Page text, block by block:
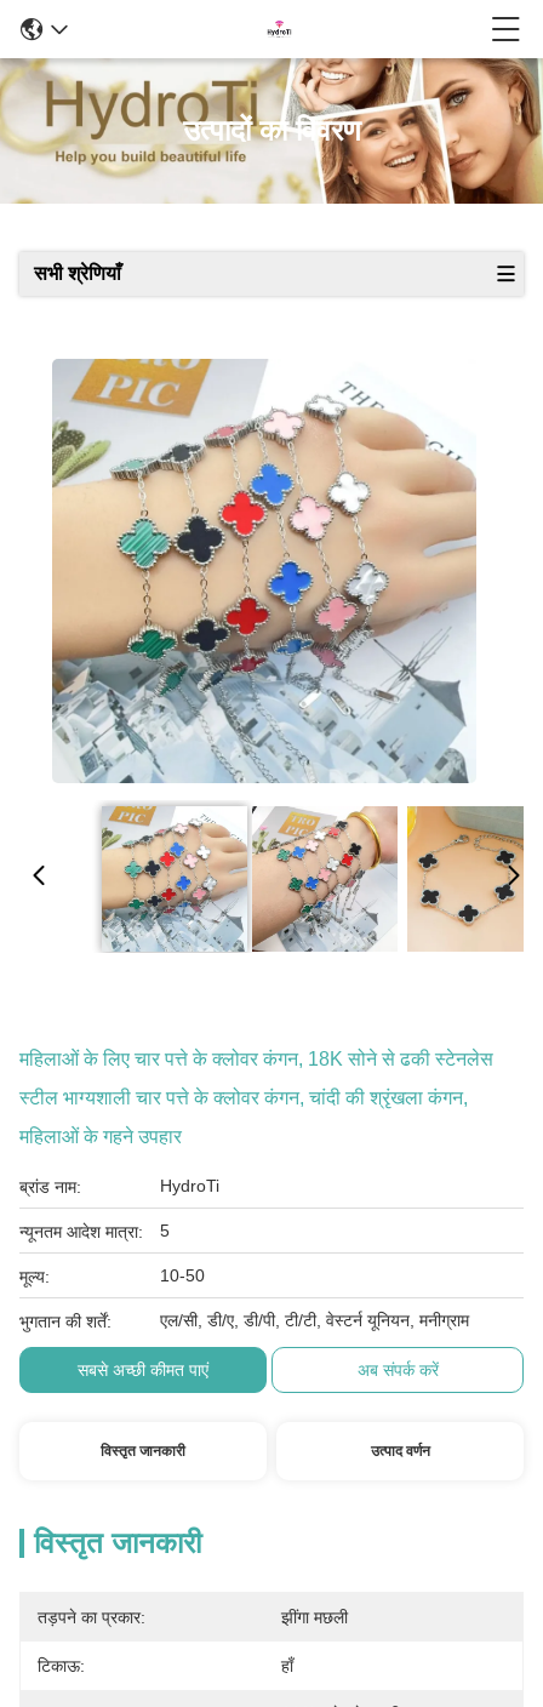
उत्पादों का विवरण
सभी श्रेणियाँ
महिलाओं के लिए चार पत्ते के क्लोवर कंगन, 18K सोने से ढकी स्टेनलेस
स्टील भाग्यशाली चार पत्ते के क्लोवर कंगन, चांदी की श्रृंखला कंगन,
महिलाओं के गहने उपहार
ब्रांड नाम: HydroTi
न्यूनतम आदेश मात्रा: 5
मूल्य: 10-50
भुगतान की शर्तें: एल/सी, डी/ए, डी/पी, टी/टी, वेस्टर्न यूनियन, मनीग्राम
सबसे अच्छी कीमत पाएं अब संपर्क करें
विस्तृत जानकारी उत्पाद वर्णन
विस्तृत जानकारी
तड़पने का प्रकार: झींगा मछली
टिकाऊ: हाँ